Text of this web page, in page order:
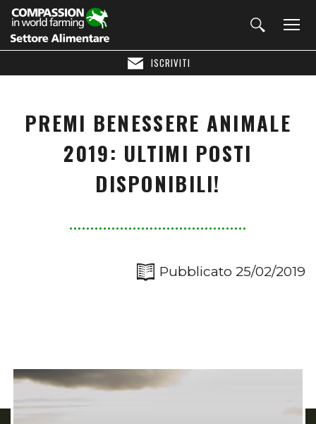
ISCRIVITI
PREMI BENESSERE ANIMALE
2019: ULTIMI POSTI
DISPONIBILI!
Pubblicato 25/02/2019